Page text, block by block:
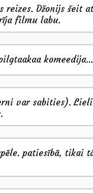
reizes. Džonijs šeit
filmu labu.
var sabities).
patiesībā, tikai